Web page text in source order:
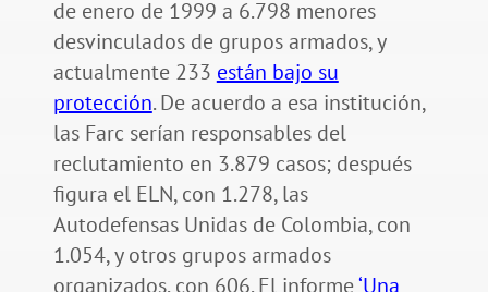
de enero de 1999 a 6.798 menores
desvinculados de grupos armados, y
actualmente 233 están bajo su
protección. De acuerdo a esa institución,
las Farc serían responsables del
reclutamiento en 3.879 casos; después
figura el ELN, con 1.278, las
Autodefensas Unidas de Colombia, con
1.054, y otros grupos armados
organizados, con 606. El informe‘Una